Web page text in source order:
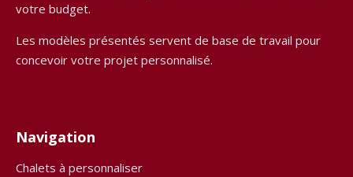
votre budget.
Les modèles présentés servent de base de travail pour
concevoir votre projet personnalisé.
Navigation
Chalets à personnaliser